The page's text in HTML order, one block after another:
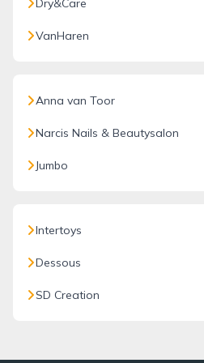
Dry&Care
VanHaren
Anna van Toor
Narcis Nails & Beautysalon
Jumbo
Intertoys
Dessous
SD Creation